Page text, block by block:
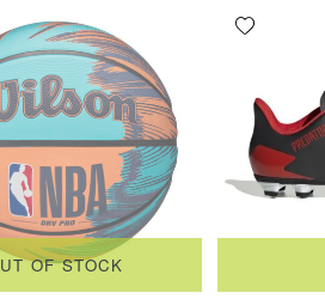
Add wishlist
OF STOCK